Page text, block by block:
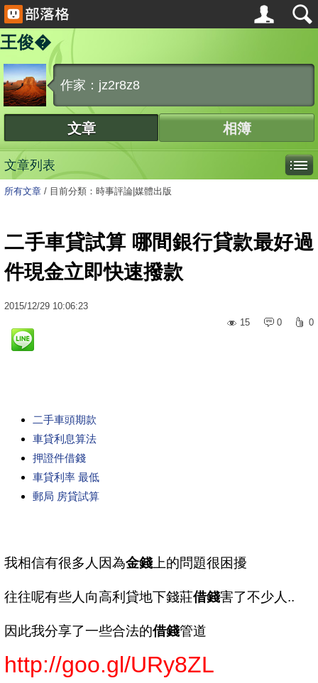
王俊�
作家：jz2r8z8
文章 相簿
文章列表
所有文章 / 目前分類：時事評論|媒體出版
二手車貸試算 哪間銀行貸款最好過
件現金立即快速撥款
2015/12/29 10:06:23
15
0 0
二手車頭期款
車貸利息算法
押證件借錢
車貸利率 最低
郵局 房貸試算
我相信有很多人因為金錢 上的問題很困擾
往往呢有些人向高利貸地下錢莊借錢害了不少人..
因此我分享了一些合法的借錢管道
http://goo.gl/URy8ZL